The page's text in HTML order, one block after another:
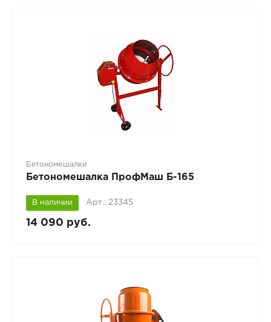
Бетономешалки
Бетономешалка ПрофМаш Б-165
В наличии Арт.: 23345
14 090 руб.